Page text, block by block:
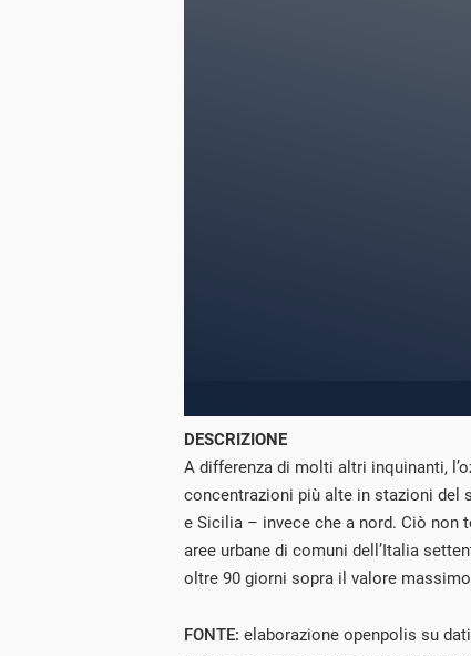
DESCRIZIONE
A differenza di molti altri inquinanti,
concentrazioni più alte in stazioni del
e Sicilia – invece che a nord. Ciò non
aree urbane di comuni dell’Italia
oltre 90 giorni sopra il valore
FONTE: elaborazione openpolis su